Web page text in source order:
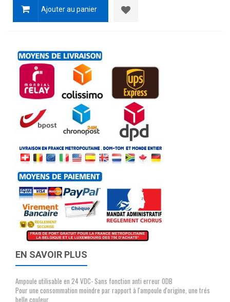
Ajouter au panier
EN SAVOIR PLUS
Ampoule utilisable en 24 VDC- Sans fonction anti erreur ODB
Pour une consommation moindre par rapport à l'ampoule d'origine, une trés
belle couleur,